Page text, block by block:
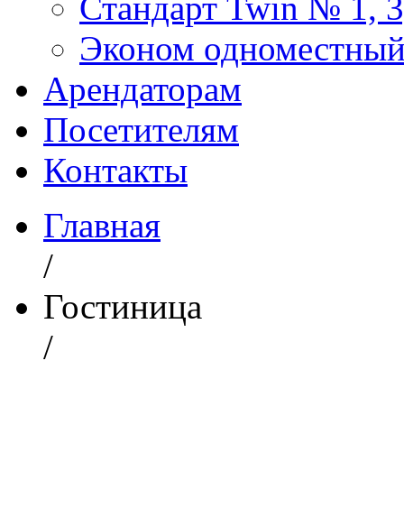
Эконом
Арендаторам
Посетителям
Контакты
Главная
/
Гостиница
/